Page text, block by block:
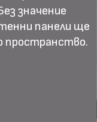
значение
панели ще
пространство.